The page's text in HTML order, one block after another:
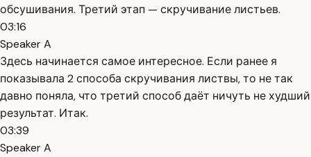
обсушивания. Третий этап — скручивание листьев.
03:16
Speaker A
Здесь начинается самое интересное. Если ранее я
показывала 2 способа скручивания листвы, то не так
давно поняла, что третий способ даёт ничуть не худший
результат. Итак.
03:39
Speaker A